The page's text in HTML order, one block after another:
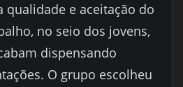
qualidade e aceitação do
no seio dos jovens,
dispensando
O grupo escolheu